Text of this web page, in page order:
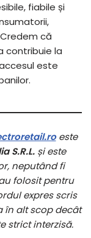
fiabile și
că
contribuie la
este
este
S.R.L. și este
neputând fi
folosit pentru
expres scris
în alt scop decât
strict interzisă.